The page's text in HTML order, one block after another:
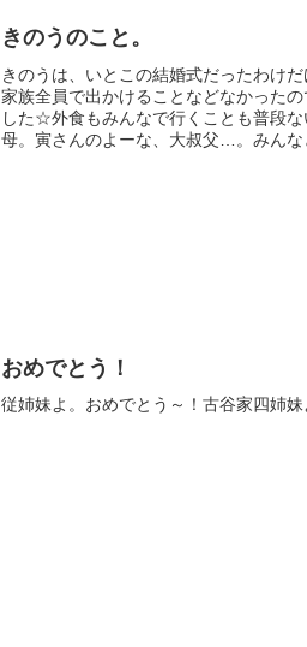
きのうのこと。
きのうは、いとこの結婚式だったわけ
家族全員で出かけることなどなかった
した☆外食もみんなで行くことも普段
母。寅さんのよーな、大叔父…。みんな
おめでとう！
従姉妹よ。おめでとう～！古谷家四姉妹